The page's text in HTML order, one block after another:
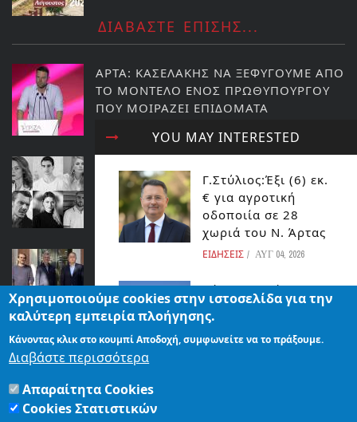
YOU MAY INTERESTED
Γ.Στύλιος:Έξι (6) εκ.
€ για αγροτική
οδοποιία σε 28
χωριά του Ν. Άρτας
ΕΙΔΗΣΕΙΣ ΑΥΓ 04, 2026
Δήμος Αρταίων:Όχι
στην
παραπληροφόρηση
και στα
ΔΙΑΒΑΣΤΕ ΕΠΙΣΗΣ...
ΑΡΤΑ: ΚΑΣΕΛΑΚΗΣ ΝΑ ΞΕΦΥΓΟΥΜΕ ΑΠΟ
ΤΟ ΜΟΝΤΕΛΟ ΕΝΟΣ ΠΡΩΘΥΠΟΥΡΓΟΥ
ΠΟΥ ΜΟΙΡΑΖΕΙ ΕΠΙΔΟΜΑΤΑ
ΠΡΕΒΕΖΑ ΣΤΟ ΡΩΜΑΪΚΟ ΩΔΕΙΟ
ΝΙΚΟΠΟΛΗΣ
ΗΠΕΙΡΟΣ
ΑΡΤΑ:ΒΡΕΘΗΚΕ ΛΥΣΗ ΣΤΟ ΠΡΟΒΛΗΜΑ
ΕΙΔΗΣΕΙΣ
Σοβαρή Κατολίσθηση στην Ιόνια Οδό:
Ρήγμα 200 Μέτρων
ΕΙΔΗΣΕΙΣ
Χρησιμοποιούμε cookies στην ιστοσελίδα για την
καλύτερη εμπειρία πλοήγησης.
Κάνοντας κλικ στο κουμπί Αποδοχή, συμφωνείτε να το πράξουμε.
Διαβάστε περισσότερα
Απαραίτητα Cookies
Cookies Στατιστικών